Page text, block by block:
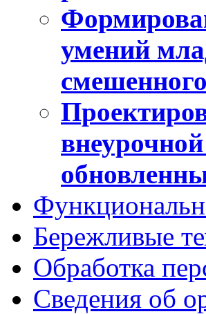
умений
Бережливые
Обработка
Сведения об